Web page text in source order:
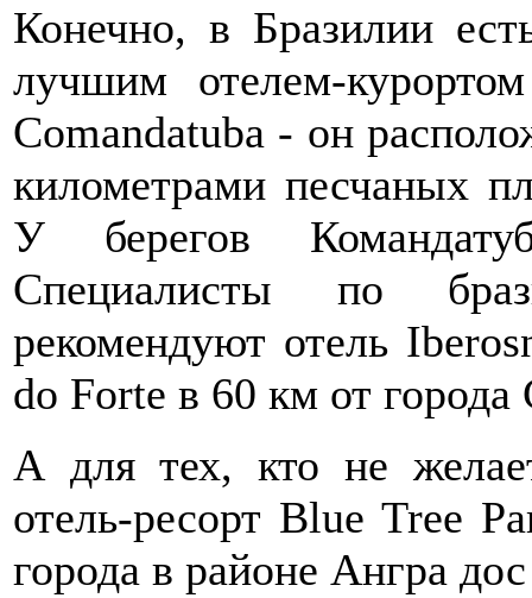
Конечно, в Бразилии
лучшим отелем-
Comandatuba - он
километрами песчаных
У берегов
Специалисты по
рекомендуют отель
do Forte в 60 км от города
А для тех, кто не
отель-ресорт Blue Tree
города в районе Ангра